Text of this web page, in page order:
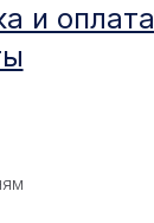
и оплата